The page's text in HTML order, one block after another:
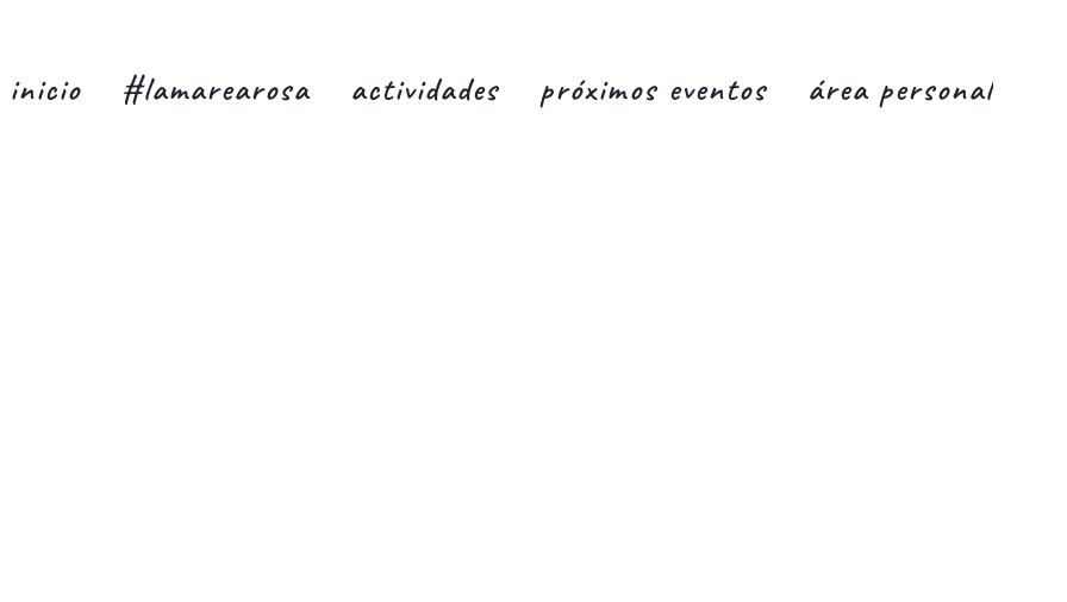
inicio #lamarearosa actividades próximos eventos área personal